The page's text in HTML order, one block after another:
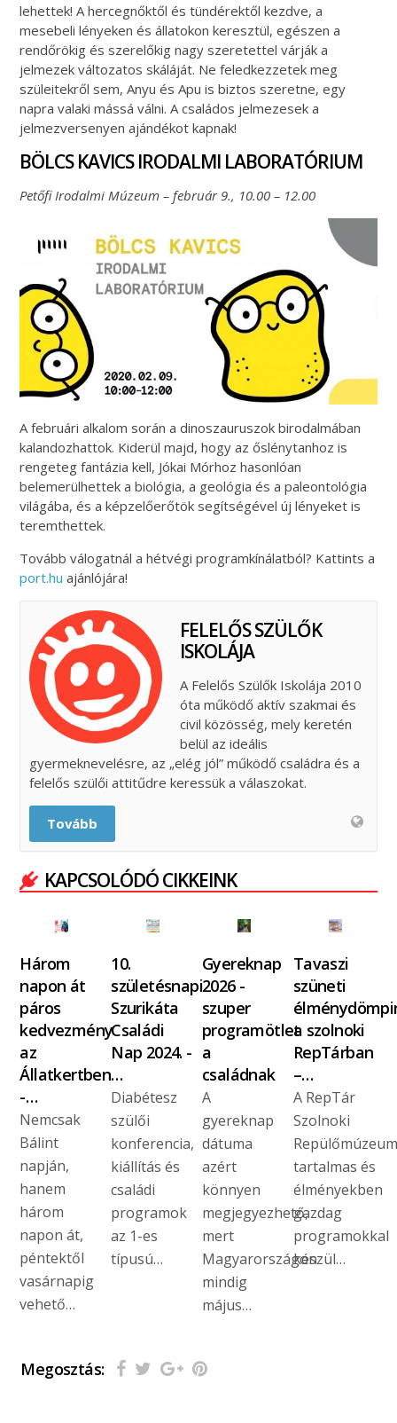
lehettek! A hercegnőktől és tündérektől kezdve, a
mesebeli lényeken és állatokon keresztül, egészen a
rendőrökig és szerelőkig nagy szeretettel várják a
jelmezek változatos skáláját. Ne feledkezzetek meg
szüleitekről sem, Anyu és Apu is biztos szeretne, egy
napra valaki mássá válni. A családos jelmezesek a
jelmezversenyen ajándékot kapnak!
BÖLCS KAVICS IRODALMI LABORATÓRIUM
Petőfi Irodalmi Múzeum – február 9., 10.00 – 12.00
A februári alkalom során a dinoszauruszok birodalmában
kalandozhattok. Kiderül majd, hogy az őslénytanhoz is
rengeteg fantázia kell, Jókai Mórhoz hasonlóan
belemerülhettek a biológia, a geológia és a paleontológia
világába, és a képzelőerőtök segítségével új lényeket is
teremthettek.
Tovább válogatnál a hétvégi programkínálatból? Kattints a
port.hu ajánlójára!
FELELŐS SZÜLŐK
ISKOLÁJA
A Felelős Szülők Iskolája 2010
óta működő aktív szakmai és
civil közösség, mely keretén
belül az ideális
gyermeknevelésre, az „elég jól” működő családra és a
felelős szülői attitűdre keressük a válaszokat.
Tovább
KAPCSOLÓDÓ CIKKEINK
Három
napon át
páros
kedvezmény
az
Állatkertben
-…
Nemcsak
Bálint
napján,
hanem
három
napon át,
péntektől
vasárnapig
vehető…
10.
születésnapi
Szurikáta
Családi
Nap 2024. -
…
Diabétesz
szülői
konferencia,
kiállítás és
családi
programok
az 1-es
típusú…
Gyereknap
2026 -
szuper
programötlet
a
családnak
A
gyereknap
dátuma
azért
könnyen
megjegyezhető,
mert
Magyarországon
mindig
május…
Tavaszi
szüneti
a szolnoki
RepTárban
–…
A RepTár
Szolnoki
Repülőmúzeum
tartalmas és
élményekben
gazdag
programokkal
készül…
Megosztás: